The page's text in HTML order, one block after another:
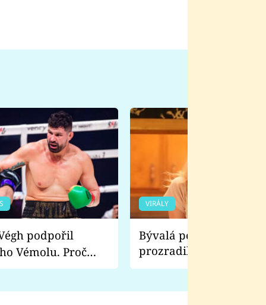
Vémolu. Proč
zápasit s ním než
VIRÁLY
Bývalá pornoherečka
prozradila, co ji
natáčení Euforie.